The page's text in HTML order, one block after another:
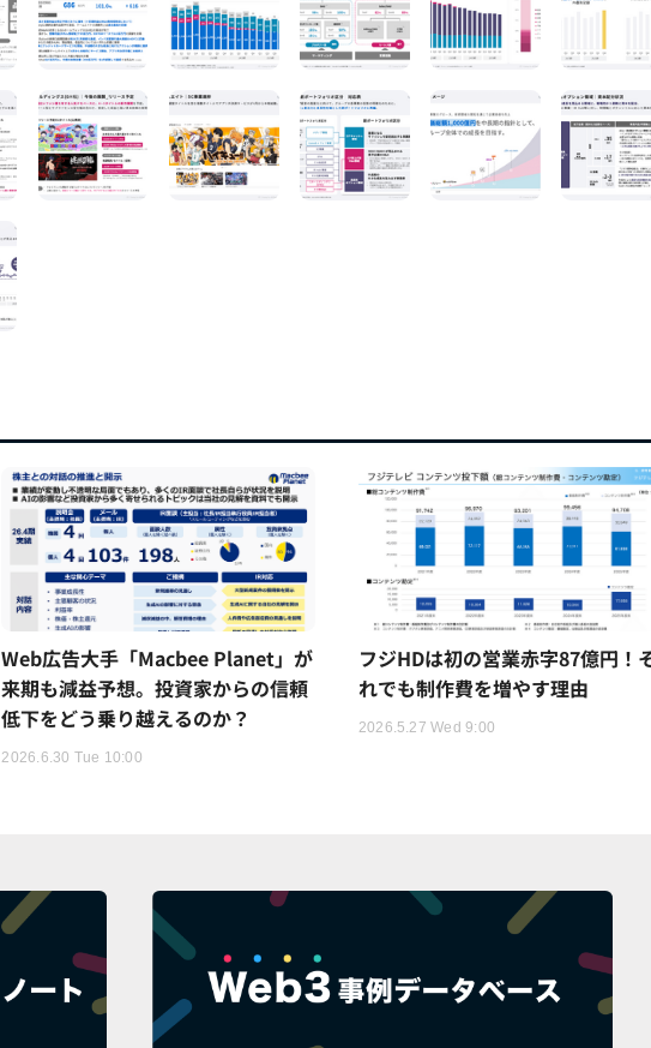
Web広告大手「Macbee Planet」が
来期も減益予想。投資家からの信頼
低下をどう乗り越えるのか？
2026.6.30 Tue 10:00
フジHDは初の営業赤字87億円！
れでも制作費を増やす理由
2026.5.27 Wed 9:00